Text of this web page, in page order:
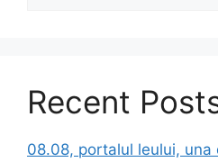
Recent
08.08, portalul leului, una